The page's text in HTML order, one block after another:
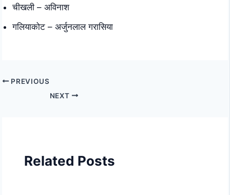
चीखली – अविनाश
गलियाकोट – अर्जुनलाल गरासिया
PREVIOUS
NEXT
Related Posts